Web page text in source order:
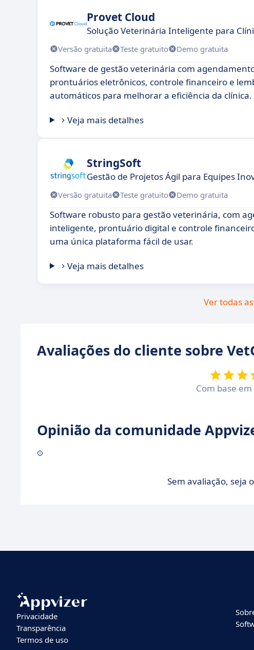
Provet Cloud
Solução Veterinária Inteligente para
Versão gratuita Teste gratuito Demo gratuita
Software de gestão veterinária com
prontuários eletrônicos, controle financeiro e
automáticos para melhorar a eficiência da clínica.
Veja mais detalhes
StringSoft
Gestão de Projetos Ágil para Equipes
Versão gratuita Teste gratuito Demo gratuita
Software robusto para gestão veterinária, com
inteligente, prontuário digital e controle
uma única plataforma fácil de usar.
Veja mais detalhes
Ver todas
Avaliações do cliente sobre
Com base em
Opinião da comunidade
Sem avaliação, seja
Privacidade
Transparência
Termos de uso